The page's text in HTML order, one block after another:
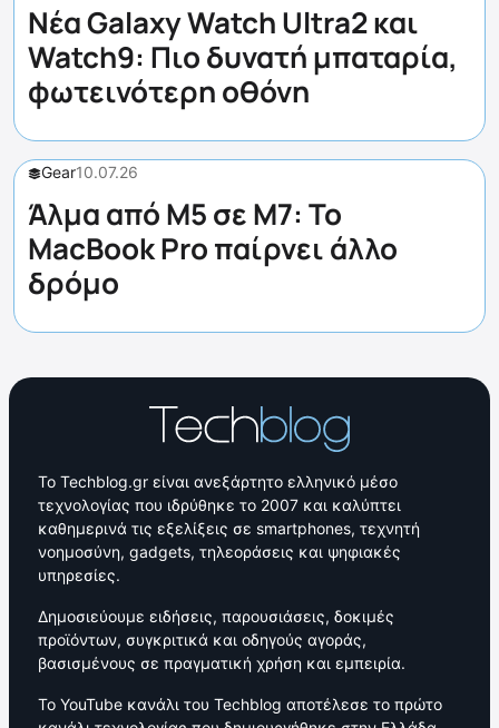
Νέα Galaxy Watch Ultra2 και
Watch9: Πιο δυνατή μπαταρία,
φωτεινότερη οθόνη
Gear10.07.26
Άλμα από M5 σε M7: Το
MacBook Pro παίρνει άλλο
δρόμο
Το Techblog.gr είναι ανεξάρτητο ελληνικό μέσο
τεχνολογίας που ιδρύθηκε το 2007 και καλύπτει
καθημερινά τις εξελίξεις σε smartphones, τεχνητή
νοημοσύνη, gadgets, τηλεοράσεις και ψηφιακές
υπηρεσίες.
Δημοσιεύουμε ειδήσεις, παρουσιάσεις, δοκιμές
προϊόντων, συγκριτικά και οδηγούς αγοράς,
βασισμένους σε πραγματική χρήση και εμπειρία.
Το YouTube κανάλι του Techblog αποτέλεσε το πρώτο